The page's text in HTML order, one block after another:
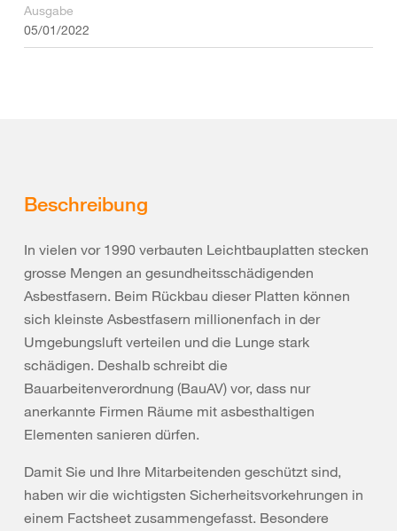
Ausgabe
05/01/2022
Beschreibung
In vielen vor 1990 verbauten Leichtbauplatten stecken
grosse Mengen an gesundheitsschädigenden
Asbestfasern. Beim Rückbau dieser Platten können
sich kleinste Asbestfasern millionenfach in der
Umgebungsluft verteilen und die Lunge stark
schädigen. Deshalb schreibt die
Bauarbeitenverordnung (BauAV) vor, dass nur
anerkannte Firmen Räume mit asbesthaltigen
Elementen sanieren dürfen.
Damit Sie und Ihre Mitarbeitenden geschützt sind,
haben wir die wichtigsten Sicherheitsvorkehrungen in
einem Factsheet zusammengefasst. Besondere